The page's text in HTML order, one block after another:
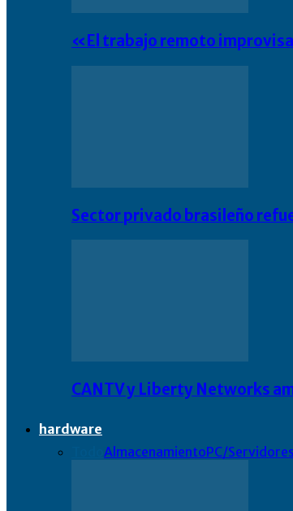
«El trabajo remoto
Sector privado brasileño
CANTV y Liberty Networks
hardware
AlmacenamientoPC/Servidores